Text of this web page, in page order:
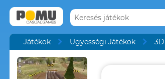
Játékok Ügyességi Játékok